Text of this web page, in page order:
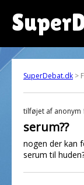
SuperDebat.dk >
tilføjet af anonym
serum??
nogen der kan
serum til